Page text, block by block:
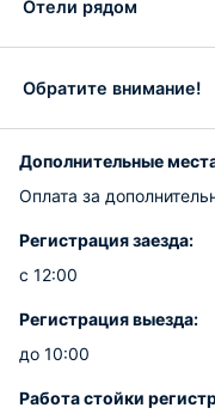
Отели рядом
Обратите внимание!
Дополнительные
Оплата за
Регистрация заезда:
с 12:00
Регистрация выезда:
до 10:00
Работа стойки